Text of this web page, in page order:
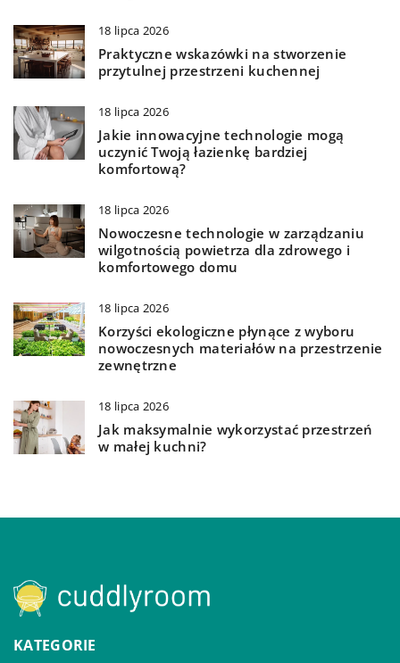
18 lipca 2026
Praktyczne wskazówki na stworzenie
przytulnej przestrzeni kuchennej
18 lipca 2026
Jakie innowacyjne technologie mogą
uczynić Twoją łazienkę bardziej
komfortową?
18 lipca 2026
Nowoczesne technologie w zarządzaniu
wilgotnością powietrza dla zdrowego i
komfortowego domu
18 lipca 2026
Korzyści ekologiczne płynące z wyboru
nowoczesnych materiałów na przestrzenie
zewnętrzne
18 lipca 2026
Jak maksymalnie wykorzystać przestrzeń
w małej kuchni?
KATEGORIE